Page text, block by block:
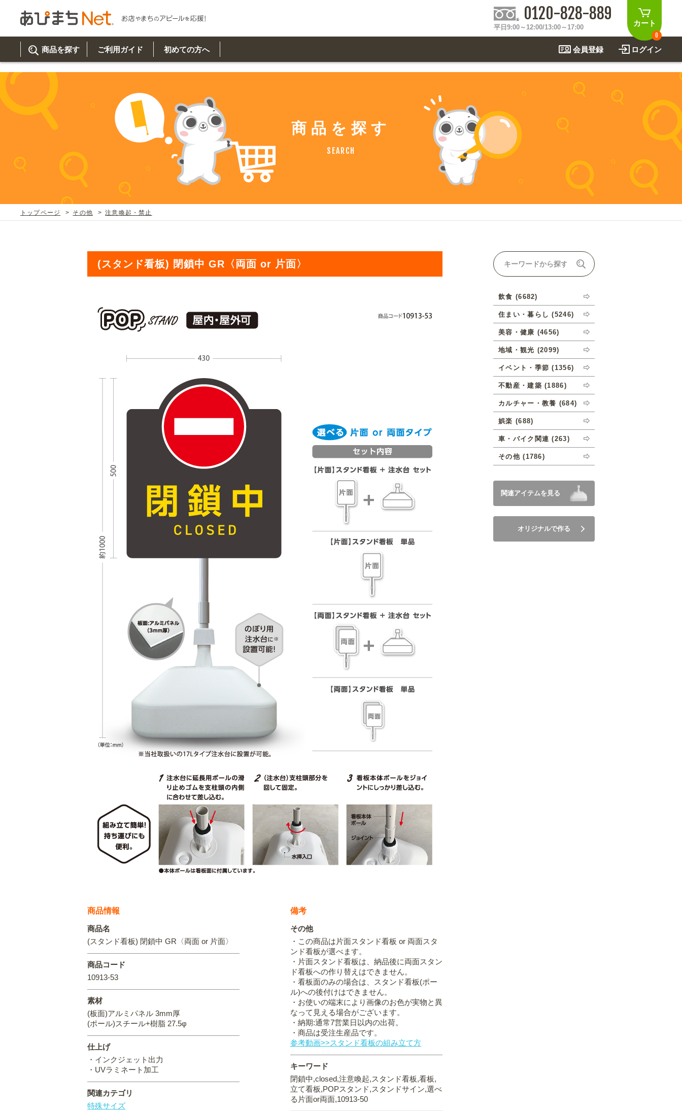
カート
0
0120-828-889
平日9:00～12:00/13:00～17:00
ログイン
会員登録
商品を探す
韓国グルメ 駐車場
住まい・暮らし
美容・健康
イベント・季節
関連アイテムを見る
ご利用ガイド
ご利用ガイド トップ
取り扱い商品一覧
既製デザイン商品注文方法
お届け納期と配送方法
初めての方へ
初めての方へ トップ
商品について
お客様の声
オリジナルオーダー制作事例
商品を探す
SEARCH
トップページ その他 注意喚起・禁止
(スタンド看板) 閉鎖中 GR〈両面 or 片面〉
商品情報
商品名
(スタンド看板) 閉鎖中 GR〈両面 or 片面〉
商品コード
10913-53
素材
(板面)アルミパネル 3mm厚
(ポール)スチール+樹脂 27.5φ
仕上げ
・インクジェット出力
・UVラミネート加工
関連カテゴリ
特殊サイズ
備考
その他
・この商品は片面スタンド看板 or 両面スタ
ンド看板が選べます。
・片面スタンド看板は、納品後に両面スタン
ド看板への作り替えはできません。
・看板面のみの場合は、スタンド看板(ポー
ル)への後付けはできません。
・お使いの端末により画像のお色が実物と異
なって見える場合がございます。
・納期:通常7営業日以内の出荷。
・商品は受注生産品です。
参考動画>>スタンド看板の組み立て方
キーワード
閉鎖中,closed,注意喚起,スタンド看板,看板,
立て看板,POPスタンド,スタンドサイン,選べ
る片面or両面,10913-50
飲食 (6682)
住まい・暮らし (5246)
美容・健康 (4656)
地域・観光 (2099)
イベント・季節 (1356)
不動産・建築 (1886)
カルチャー・教養 (684)
娯楽 (688)
車・バイク関連 (263)
その他 (1786)
関連アイテムを見る
オリジナルで作る